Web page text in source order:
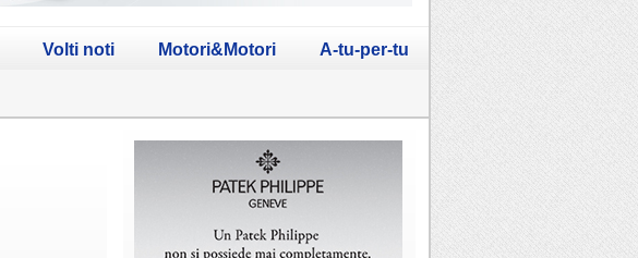
Volti noti Motori&Motori A-tu-per-tu